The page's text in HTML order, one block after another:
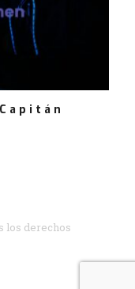
los derechos